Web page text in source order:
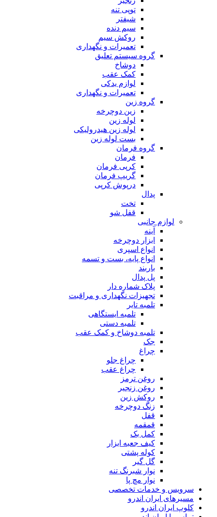
توپی تنه
شیفتر
سیم دنده
روکش سیم
تعمیرات و نگهداری
گروه سیستم تعلیق
دوشاخ
کمک عقب
لوازم یدکی
تعمیرات و نگهداری
گروه زین
زین دوچرخه
لوله زین
لوله زین هیدرولیکی
بست لوله زین
گروه فرمان
فرمان
کرپی فرمان
گریپ فرمان
درپوش کرپی
پدال
تخت
قفل شو
لوازم جانبی
آینه
ابزار دوچرخه
انواع اسپری
انواع پایه، بست و تسمه
باربند
پل پدال
پلاک شماره دار
تجهیزات نگهداری و مراقبت
تلمبه تایر
تلمبه ایستگاهی
تلمبه دستی
تلمبه دوشاخ و کمک عقب
جک
چراغ
چراغ جلو
چراغ عقب
روغن ترمز
روغن زنجیر
روکش زین
زنگ دوچرخه
قفل
قمقمه
کمل بک
کیف جعبه ابزار
کوله پشتی
گل گیر
نوار شبرنگ تنه
نوار مچ پا
سرویس و خدمات تخصصی
مسیرهای ایران اندرو
کلوپ ایران اندرو